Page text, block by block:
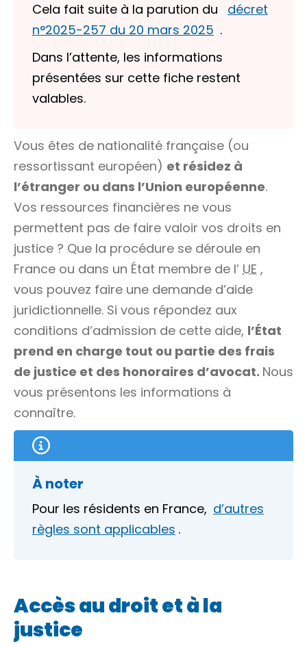
Cela fait suite à la parution du
décret
n°2025-257 du 20 mars 2025 .
Dans l’attente, les informations
présentées sur cette fiche restent
valables.
Vous êtes de nationalité française (ou
ressortissant européen) et résidez à
l’étranger ou dans l’Union européenne.
Vos ressources financières ne vous
permettent pas de faire valoir vos droits en
justice ? Que la procédure se déroule en
France ou dans un État membre de l’ UE ,
vous pouvez faire une demande d’aide
juridictionnelle. Si vous répondez aux
conditions d’admission de cette aide, l’État
prend en charge tout ou partie des frais
de justice et des honoraires d’avocat. Nous
vous présentons les informations à
connaître.
À noter
Pour les résidents en France, d’autres
règles sont applicables .
Accès au droit et à la
justice